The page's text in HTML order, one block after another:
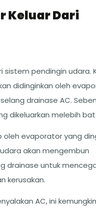
Keluar Dari
pendingin udara.
didinginkan oleh
drainase AC.
dikeluarkan melebih
oleh evaporator yang
akan mengembun
drainase untuk
kerusakan.
AC, ini